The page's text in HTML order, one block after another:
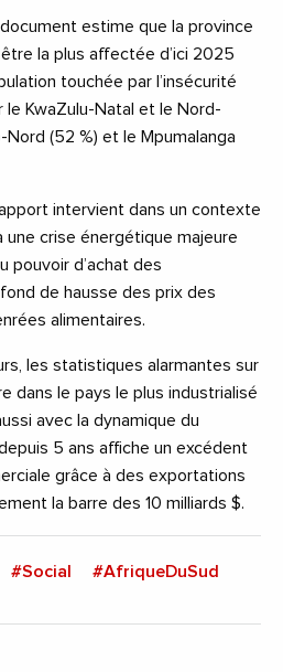
estime que la province
la plus affectée d’ici 2025
touchée par l’insécurité
le KwaZulu-Natal et le Nord-
Nord (52 %) et le Mpumalanga
intervient dans un contexte
crise énergétique majeure
pouvoir d’achat des
de hausse des prix des
alimentaires.
les statistiques alarmantes sur
dans le pays le plus industrialisé
avec la dynamique du
5 ans affiche un excédent
grâce à des exportations
la barre des 10 milliards $.
#Social #AfriqueDuSud